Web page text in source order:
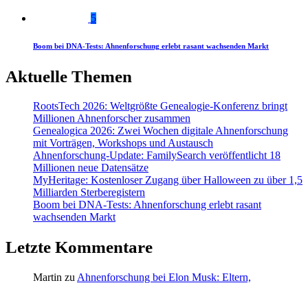
5
Boom bei DNA-Tests: Ahnenforschung erlebt rasant wachsenden Markt
Aktuelle Themen
RootsTech 2026: Weltgrößte Genealogie-Konferenz bringt
Millionen Ahnenforscher zusammen
Genealogica 2026: Zwei Wochen digitale Ahnenforschung
mit Vorträgen, Workshops und Austausch
Ahnenforschung-Update: FamilySearch veröffentlicht 18
Millionen neue Datensätze
MyHeritage: Kostenloser Zugang über Halloween zu über 1,5
Milliarden Sterberegistern
Boom bei DNA-Tests: Ahnenforschung erlebt rasant
wachsenden Markt
Letzte Kommentare
Martin zu Ahnenforschung bei Elon Musk: Eltern,